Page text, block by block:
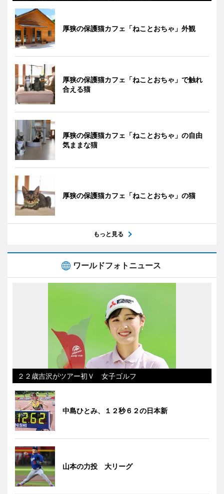
厚狭の保護猫カフェ「ねことおちゃ」外観
厚狭の保護猫カフェ「ねことおちゃ」で触れ
合える猫
厚狭の保護猫カフェ「ねことおちゃ」の自由
気ままな猫
厚狭の保護猫カフェ「ねことおちゃ」の猫
もっと見る
ワールドフォトニュース
２２歳吉沢がツアー初Ｖ 女子ゴルフ
中島ひとみ、１２秒６２の日本新
山本の力投 大リーグ